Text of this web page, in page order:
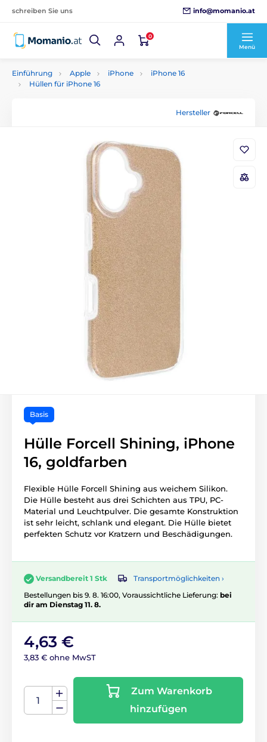
schreiben Sie uns info@momanio.at
0
Menü
Einführung Apple iPhone
iPhone 16
Hüllen für iPhone 16
Hersteller
Basis
Hülle Forcell Shining, iPhone
16, goldfarben
Flexible Hülle Forcell Shining aus weichem Silikon.
Die Hülle besteht aus drei Schichten aus TPU, PC-
Material und Leuchtpulver. Die gesamte Konstruktion
ist sehr leicht, schlank und elegant. Die Hülle bietet
perfekten Schutz vor Kratzern und Beschädigungen.
Versandbereit 1 Stk
Transportmöglichkeiten ›
Bestellungen bis 9. 8. 16:00, Voraussichtliche Lieferung: bei
dir am Dienstag 11. 8.
4,63 €
3,83 € ohne MwST
Zum Warenkorb
hinzufügen